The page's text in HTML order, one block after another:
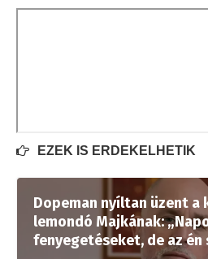
EZEK IS ÉRDEKELHETIK
Dopeman nyíltan üzent
lemondó Majkának:
fenyegetéseket, de az én